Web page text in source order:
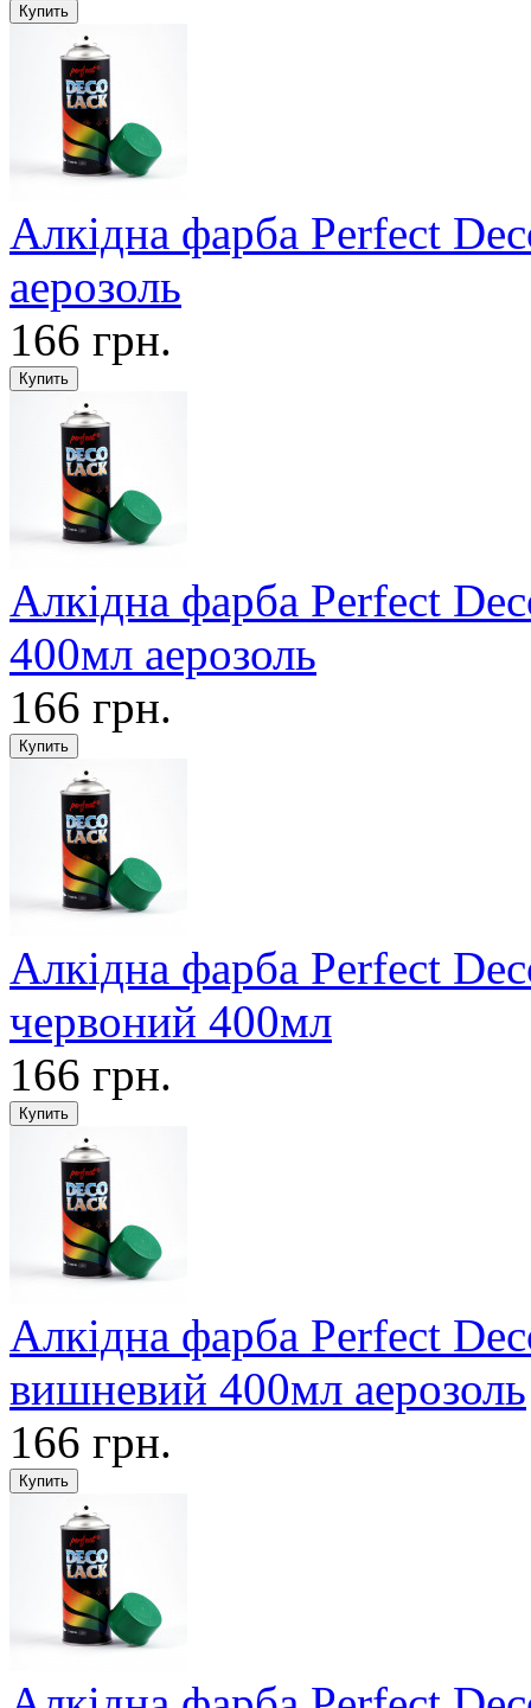
Алкідна фарба Perfect
аерозоль
166 грн.
Алкідна фарба Perfect
400мл аерозоль
166 грн.
Алкідна фарба Perfect
червоний 400мл
166 грн.
Алкідна фарба Perfect
вишневий 400мл аерозоль
166 грн.